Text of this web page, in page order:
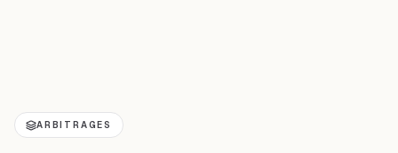
ARBITRAGES